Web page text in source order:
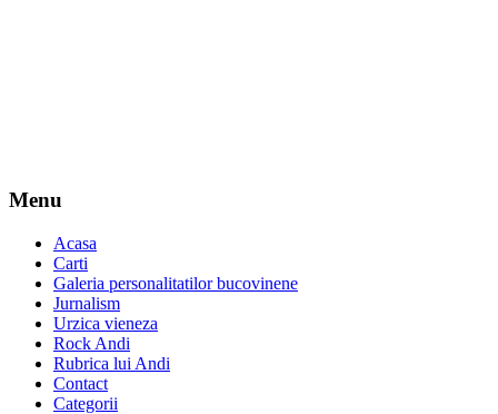
Menu
Acasa
Carti
Galeria personalitatilor bucovinene
Jurnalism
Urzica vieneza
Rock Andi
Rubrica lui Andi
Contact
Categorii